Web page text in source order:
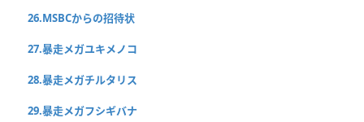
26.MSBCからの招待状
27.暴走メガユキメノコ
28.暴走メガチルタリス
29.暴走メガフシギバナ